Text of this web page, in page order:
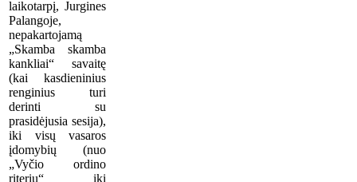
laikotarpį, Jurgines
Palangoje,
nepakartojamą
„Skamba skamba
kankliai“ savaitę
(kai kasdieninius
renginius turi
derinti su
prasidėjusia sesija),
iki visų vasaros
įdomybių (nuo
„Vyčio ordino
riterių“ iki